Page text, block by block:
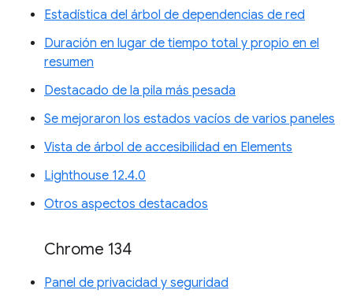
Estadística del árbol de dependencias de red
Duración en lugar de tiempo total y propio en el
resumen
Destacado de la pila más pesada
Se mejoraron los estados vacíos de varios paneles
Vista de árbol de accesibilidad en Elements
Lighthouse 12.4.0
Otros aspectos destacados
Chrome 134
Panel de privacidad y seguridad